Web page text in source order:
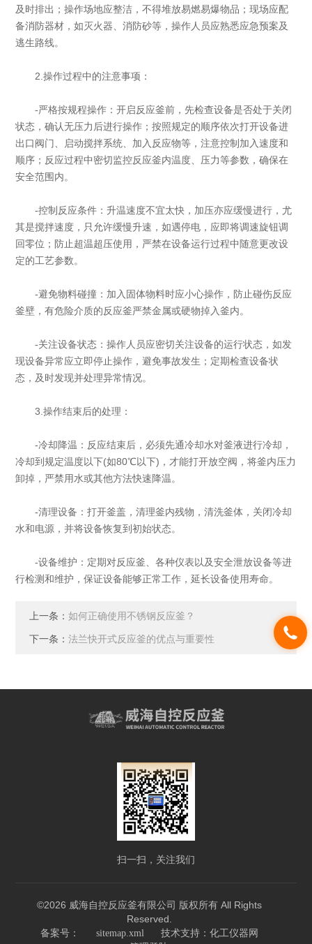
及时排出；操作场地应整洁，不得堆放易燃易爆物品；现场应配
备消防器材，如灭火器、消防砂等，操作人员应熟悉应急预案及
逃生路线。
2.操作过程中的注意事项：
-严格按规程操作：开启反应釜前，先检查设备是否处于关闭
状态，确认无压力后进行操作；按照规定的顺序依次打开设备进
出口阀门、启动搅拌系统、加入反应物等，注意控制加入速度和
顺序；反应过程中密切监控反应釜内温度、压力等参数，确保在
安全范围内。
-控制反应条件：升温速度不宜太快，加压亦应缓慢进行，尤
其是搅拌速度，只允许缓慢升速，如遇停电，应即将调速旋钮调
回零位；防止超温超压使用，严禁在设备运行过程中随意更改设
定的工艺参数。
-避免物料碰撞：加入固体物料时应小心操作，防止碰伤反应
釜壁，有危险介质的反应釜严禁金属或硬物掉入釜内。
-关注设备状态：操作人员应密切关注设备的运行状态，如发
现设备异常应立即停止操作，避免事故发生；定期检查设备状
态，及时发现并处理异常情况。
3.操作结束后的处理：
-冷却降温：反应结束后，必须先通冷却水对釜液进行冷却，
冷却到规定温度以下(如80℃以下)，才能打开放空阀，将釜内压力
卸掉，严禁用水或其他方法快速降温。
-清理设备：打开釜盖，清理釜内残物，清洗釜体，关闭冷却
水和电源，并将设备恢复到初始状态。
-设备维护：定期对反应釜、各种仪表以及安全泄放设备等进
行检测和维护，保证设备能够正常工作，延长设备使用寿命。
上一条：如何正确使用不锈钢反应釜？
下一条：法兰快开式反应釜的优点与重要性
扫一扫，关注我们
©2026 威海自控反应釜有限公司 版权所有 All Rights
Reserved.
备案号： sitemap.xml 技术支持： 化工仪器网